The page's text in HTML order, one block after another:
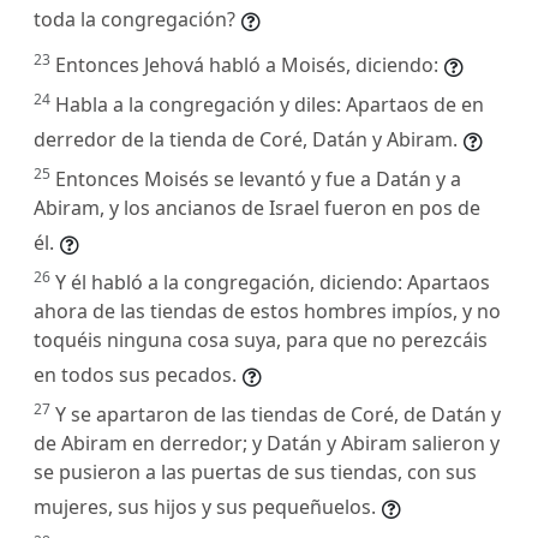
toda la congregación?
23 Entonces Jehová habló a Moisés, diciendo:
24 Habla a la congregación y diles: Apartaos de en
derredor de la tienda de Coré, Datán y Abiram.
25 Entonces Moisés se levantó y fue a Datán y a
Abiram, y los ancianos de Israel fueron en pos de
él.
26 Y él habló a la congregación, diciendo: Apartaos
ahora de las tiendas de estos hombres impíos, y no
toquéis ninguna cosa suya, para que no perezcáis
en todos sus pecados.
27 Y se apartaron de las tiendas de Coré, de Datán y
de Abiram en derredor; y Datán y Abiram salieron y
se pusieron a las puertas de sus tiendas, con sus
mujeres, sus hijos y sus pequeñuelos.